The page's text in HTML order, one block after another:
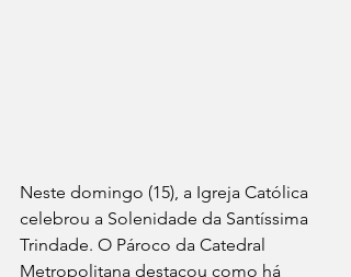
Neste domingo (15), a Igreja Católica
celebrou a Solenidade da Santíssima
Trindade. O Pároco da Catedral
Metropolitana destacou como há